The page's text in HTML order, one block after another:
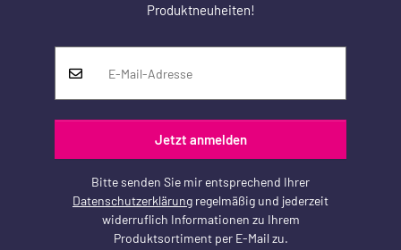
Produktneuheiten!
Jetzt anmelden
Bitte senden Sie mir entsprechend Ihrer
Datenschutzerklärung regelmäßig und jederzeit
widerruflich Informationen zu Ihrem
Produktsortiment per E-Mail zu.